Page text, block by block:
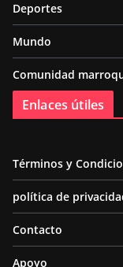
Deportes
Mundo
Comunidad
Enlaces útiles
Términos y
política de
Contacto
Apoyo